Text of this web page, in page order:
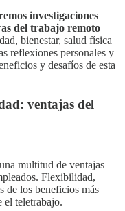
investigaciones
del trabajo remoto
bienestar, salud física
reflexiones personales y
y desafíos de esta
ventajas del
multitud de ventajas
Flexibilidad,
de los beneficios más
el teletrabajo.